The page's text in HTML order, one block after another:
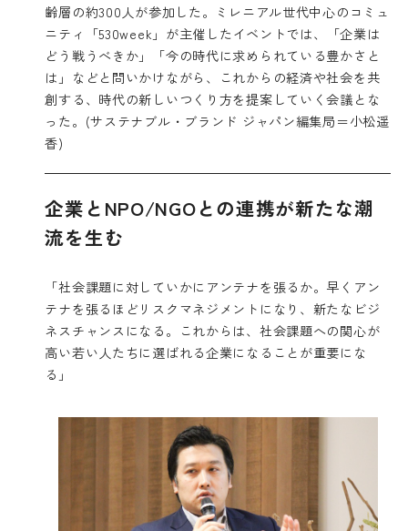
齢層の約300人が参加した。ミレニアル世代中心のコミュ
ニティ「530week」が主催したイベントでは、「企業は
どう戦うべきか」「今の時代に求められている豊かさと
は」などと問いかけながら、これからの経済や社会を共
創する、時代の新しいつくり方を提案していく会議とな
った。(サステナブル・ブランド ジャパン編集局＝小松遥
香)
企業とNPO/NGOとの連携が新たな潮
流を生む
「社会課題に対していかにアンテナを張るか。早くアン
テナを張るほどリスクマネジメントになり、新たなビジ
ネスチャンスになる。これからは、社会課題への関心が
高い若い人たちに選ばれる企業になることが重要にな
る」